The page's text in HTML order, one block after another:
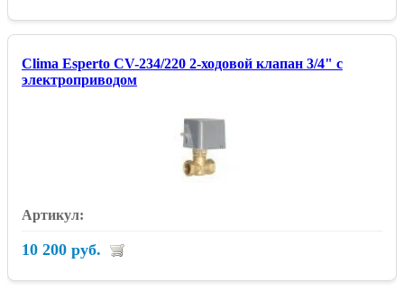
Clima Esperto CV-234/220 2-ходовой клапан 3/4" с
электроприводом
10 200 руб.